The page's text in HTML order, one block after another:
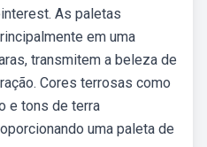
As paletas
em uma
transmitem a beleza de
Cores terrosas como
e tons de terra
uma paleta de